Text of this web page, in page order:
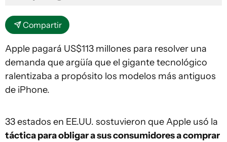
Compartir
Apple pagará US$113 millones para resolver una
demanda que argüía que el gigante tecnológico
ralentizaba a propósito los modelos más antiguos
de iPhone.
33 estados en EE.UU. sostuvieron que Apple usó la
táctica para obligar a sus consumidores a comprar